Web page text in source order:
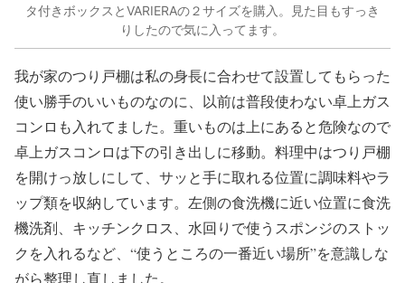
タ付きボックスとVARIERAの２サイズを購入。見た目もすっき
りしたので気に入ってます。
我が家のつり戸棚は私の身長に合わせて設置してもらった
使い勝手のいいものなのに、以前は普段使わない卓上ガス
コンロも入れてました。重いものは上にあると危険なので
卓上ガスコンロは下の引き出しに移動。料理中はつり戸棚
を開けっ放しにして、サッと手に取れる位置に調味料やラ
ップ類を収納しています。左側の食洗機に近い位置に食洗
機洗剤、キッチンクロス、水回りで使うスポンジのストッ
クを入れるなど、“使うところの一番近い場所”を意識しな
がら整理し直しました。